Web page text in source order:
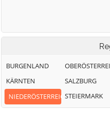
BURGENLAND
KÄRNTEN
NIEDERÖSTERREICH
SALZBURG
STEIERMARK